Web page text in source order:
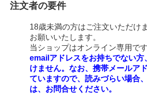
注文者の要件
18歳未満の方はご注文いただけ
お願いいたします。
当ショップはオンライン専用で
emailアドレスをお持ちでない
けません。なお、携帯メールア
ていますので、読みづらい場合
は、お問合せください。